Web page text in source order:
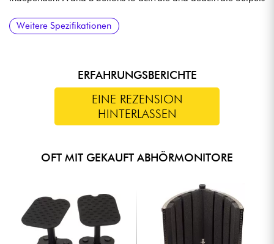
DIMENSIONS
164 x 130 x 55 mm
Weitere Spezifikationen
ERFAHRUNGSBERICHTE
EINE REZENSION
HINTERLASSEN
OFT MIT GEKAUFT ABHÖRMONITORE